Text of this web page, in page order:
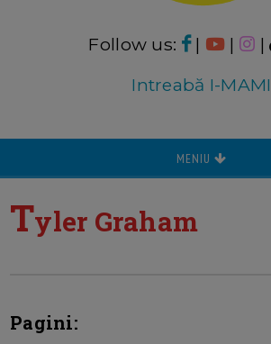
Follow us: | | |
Intreabă I-MAMI
MENIU
Tyler Graham
Pagini: